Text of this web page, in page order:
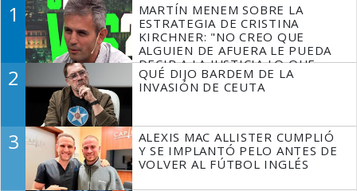
1
MARTÍN MENEM SOBRE LA
ESTRATEGIA DE CRISTINA
KIRCHNER: "NO CREO QUE
ALGUIEN DE AFUERA LE PUEDA
DECIR A LA JUSTICIA LO QUE
TIENE QUE HACER"
2
QUÉ DIJO BARDEM DE LA
INVASIÓN DE CEUTA
3
ALEXIS MAC ALLISTER CUMPLIÓ
Y SE IMPLANTÓ PELO ANTES DE
VOLVER AL FÚTBOL INGLÉS